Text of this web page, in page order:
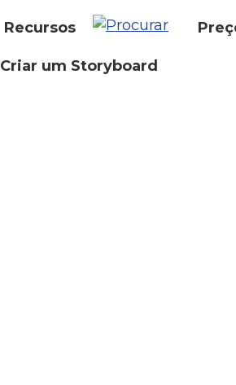
Recursos
Criar um Storyboard